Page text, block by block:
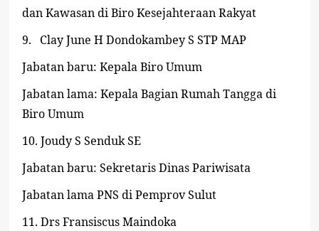
dan Kawasan di Biro Kesejahteraan Rakyat
9.
Clay June H Dondokambey S STP MAP
Jabatan baru: Kepala Biro Umum
Jabatan lama: Kepala Bagian Rumah Tangga di
Biro Umum
10. Joudy S Senduk SE
Jabatan baru: Sekretaris Dinas Pariwisata
Jabatan lama PNS di Pemprov Sulut
11. Drs Fransiscus Maindoka